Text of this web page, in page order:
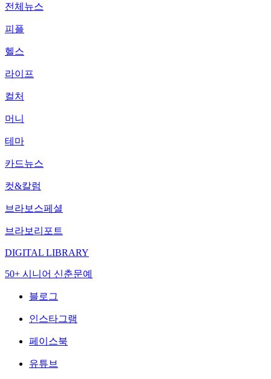
전체뉴스
피플
헬스
라이프
컬처
머니
테마
카드뉴스
컷&칼럼
브라보스페셜
브라보리포트
DIGITAL LIBRARY
50+ 시니어 신춘문예
블로그
인스타그램
페이스북
유튜브